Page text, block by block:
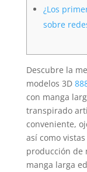
¿Los
sobre
Descubre la
modelos 3D
con manga
transpirado
conveniente,
así­ como
producción de
manga larga